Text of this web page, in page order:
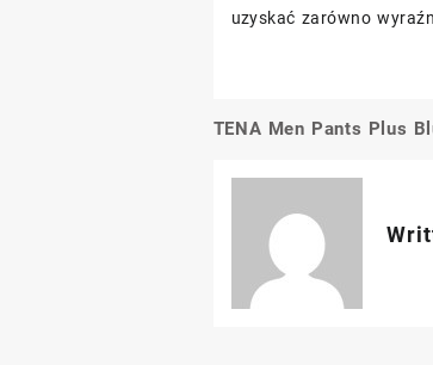
uzyskać zarówno
Nawigacja
wpisu
TENA Men Pants Plus